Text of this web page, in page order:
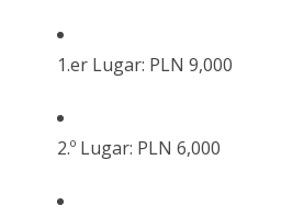
1.er Lugar: PLN 9,000
2.º Lugar: PLN 6,000